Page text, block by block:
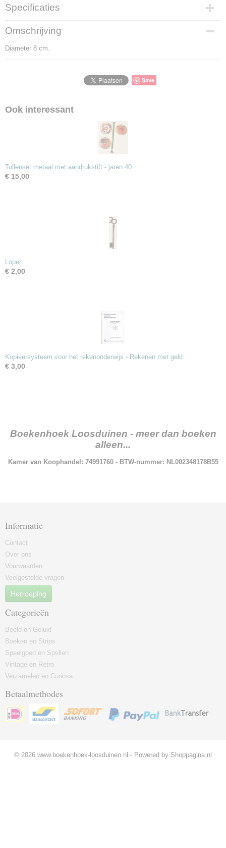
Specificaties
Productcode
K-151061
Bruto gewicht
Omschrijving
Diameter 8 cm.
Save
Ook interessant
Tollenset metaal met aandrukstift - jaren 40
€ 15,00
Loper
€ 2,00
Kopieersysteem voor het rekenonderwijs - Rekenen met geld
€ 3,00
Boekenhoek Loosduinen - meer dan boeken
alleen...
Kamer van Koophandel: 74991760 - BTW-nummer: NL002348178B55
Informatie
Contact
Over ons
Voorwaarden
Veelgestelde vragen
Herroeping
Categorieën
Beeld en Geluid
Boeken en Strips
Speelgoed en Spellen
Vintage en Retro
Verzamelen en Curiosa
Betaalmethodes
© 2026 www.boekenhoek-loosduinen.nl - Powered by Shoppagina.nl